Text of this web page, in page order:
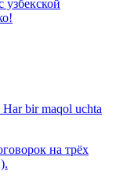
узбекской
bir maqol uchta
на трёх